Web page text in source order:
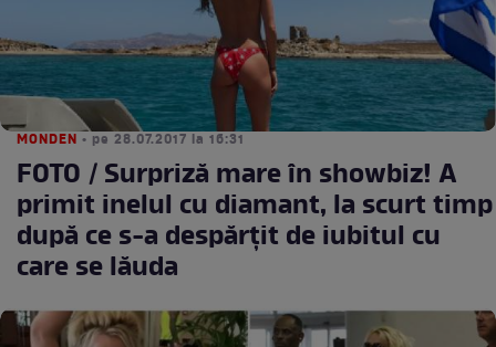
MONDEN • pe 28.07.2017 la 16:31
FOTO / Surpriză mare în showbiz! A
primit inelul cu diamant, la scurt timp
după ce s-a despărţit de iubitul cu
care se lăuda